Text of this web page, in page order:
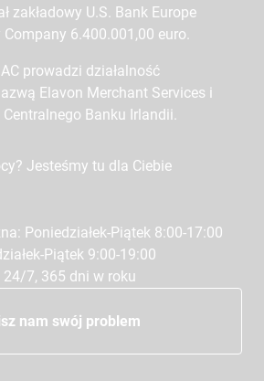
zakładowy U.S. Bank Europe
6.400.001,00 euro.
prowadzi działalność
Elavon Merchant Services i
Banku Irlandii.
Jesteśmy tu dla Ciebie
Poniedziałek-Piątek 8:00-17:00
Piątek 9:00-19:00
7, 365 dni w roku
nam swój problem